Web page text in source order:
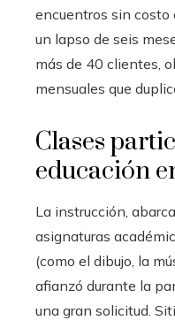
encuentros sin costo
un lapso de seis
más de 40 clientes,
mensuales que
Clases
educación
La instrucción,
asignaturas
(como el dibujo, la
afianzó durante la
una gran solicitud.